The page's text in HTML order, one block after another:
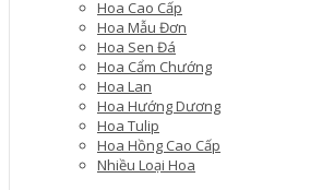
Hoa Cao Cấp
Hoa Mẫu Đơn
Hoa Sen Đá
Hoa Cẩm Chướng
Hoa Lan
Hoa Hướng Dương
Hoa Tulip
Hoa Hồng Cao Cấp
Nhiều Loại Hoa